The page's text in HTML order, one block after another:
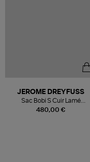
480,00 €
JEROME DREYFUSS
Sac Bobi S Cuir Lamé
Champagne